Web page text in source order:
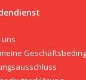
uns